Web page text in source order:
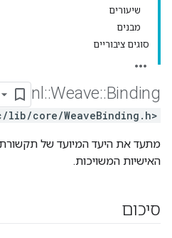
שיעורים
מבנים
סוגים ציבוריים
nl ::Weave::Binding
lib/core/WeaveBinding.h>
האישיות המשויכות.
סיכום